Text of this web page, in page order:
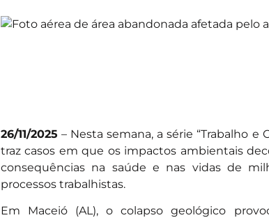
26/11/2025 – Nesta semana, a série “Trabalho e
traz casos em que os impactos ambientais
consequências na saúde e nas vidas de
processos trabalhistas.
Em Maceió (AL), o colapso geológico